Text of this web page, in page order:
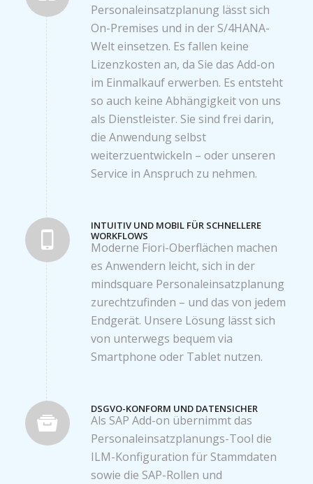
Personaleinsatzplanung lässt sich
On-Premises und in der S/4HANA-
Welt einsetzen. Es fallen keine
Lizenzkosten an, da Sie das Add-on
im Einmalkauf erwerben. Es entsteht
so auch keine Abhängigkeit von uns
als Dienstleister. Sie sind frei darin,
die Anwendung selbst
weiterzuentwickeln – oder unseren
Service in Anspruch zu nehmen.
INTUITIV UND MOBIL FÜR SCHNELLERE
WORKFLOWS
Moderne Fiori-Oberflächen machen
es Anwendern leicht, sich in der
mindsquare Personaleinsatzplanung
zurechtzufinden – und das von jedem
Endgerät. Unsere Lösung lässt sich
von unterwegs bequem via
Smartphone oder Tablet nutzen.
DSGVO-KONFORM UND DATENSICHER
Als SAP Add-on übernimmt das
Personaleinsatzplanungs-Tool die
ILM-Konfiguration für Stammdaten
sowie die SAP-Rollen und